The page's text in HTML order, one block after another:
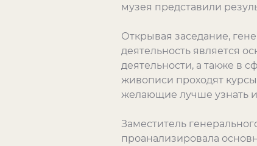
музея представили
Открывая заседание,
деятельность является
деятельности, а также в
живописи проходят
желающие лучше узнать
Заместитель
проанализировала